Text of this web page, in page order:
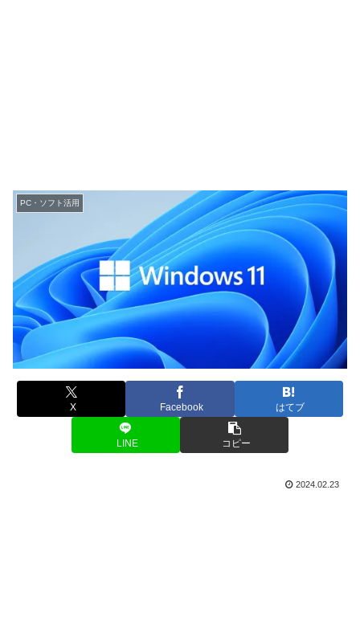
PC・ソフト活用
X Facebook はてブ
LINE コピー
2024.02.23